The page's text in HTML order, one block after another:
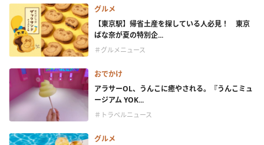
グルメ
【東京駅】帰省土産を探している人必見！ 東京
ばな奈が夏の特別企...
＃グルメニュース
おでかけ
アラサーOL、うんこに癒やされる。『うんこミュ
ージアム YOK...
＃トラベルニュース
グルメ